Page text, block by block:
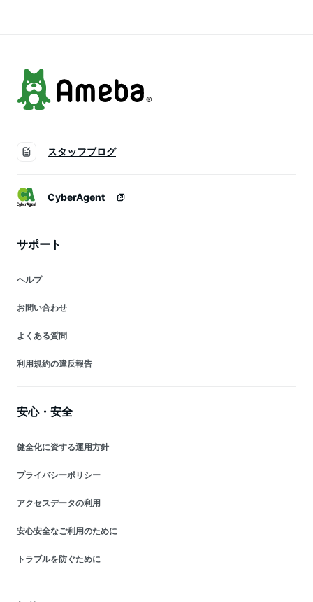
スタッフブログ
CyberAgent
サポート
ヘルプ
お問い合わせ
よくある質問
利用規約の違反報告
安心・安全
健全化に資する運用方針
プライバシーポリシー
アクセスデータの利用
安心安全なご利用のために
トラブルを防ぐために